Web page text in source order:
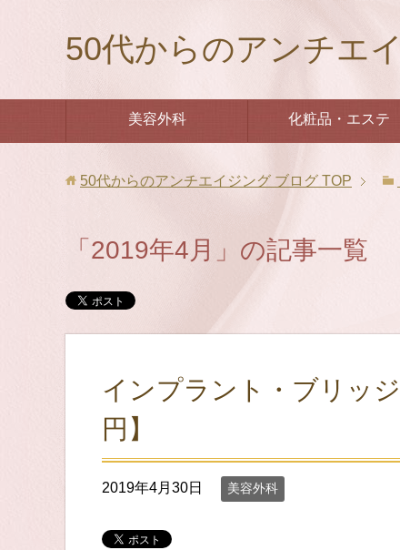
50代からのアンチエ
美容外科 化粧品・エステ
50代からのアンチエイジング ブログ TOP
「2019年4月」の記事一覧
インプラント・ブリッ
円】
2019年4月30日 美容外科